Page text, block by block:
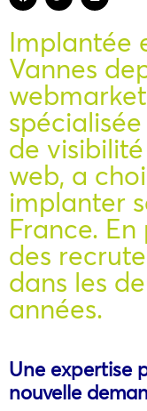
Implantée
Vannes
de
web, a
implanter
France.
des
dans les
années.
Une expertise
nouvelle